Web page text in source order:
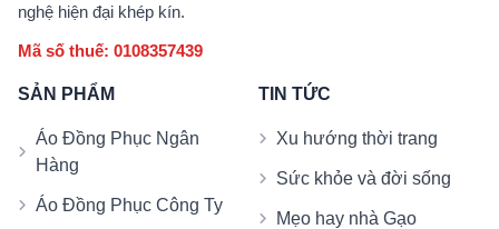
nghệ hiện đại khép kín.
Mã số thuế: 0108357439
SẢN PHẨM
Áo Đồng Phục Ngân
Hàng
Áo Đồng Phục Công Ty
TIN TỨC
Xu hướng thời trang
Sức khỏe và đời sống
Mẹo hay nhà Gạo